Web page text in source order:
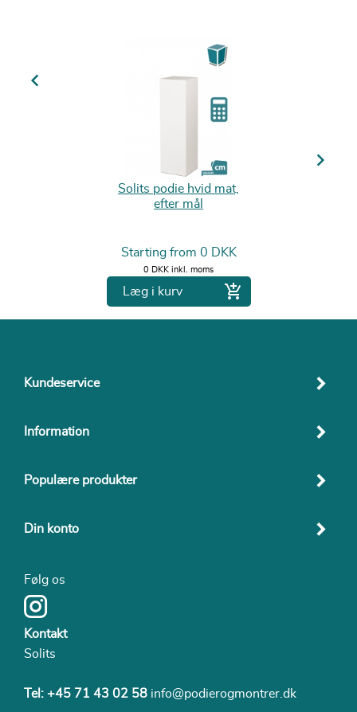
Previous
Solits podie hvid mat,
efter mål
Starting from Pris
0 DKK
0 DKK inkl. moms
Læg i kurv 
Next
Kundeservice
Information
Populære produkter
Din konto
Følg os
Kontakt
Solits
Tel: +45 71 43 02 58 info@podierogmontrer.dk